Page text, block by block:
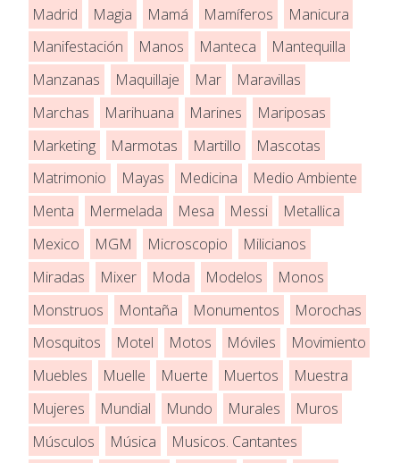
Madrid Magia Mamá Mamíferos
Manicura
Manifestación
Manos Manteca
Mantequilla
Manzanas
Maquillaje Mar
Maravillas
Marchas
Marihuana Marines
Mariposas
Marketing
Marmotas Martillo
Mascotas
Matrimonio
Mayas Medicina
Medio Ambiente
Menta
Mermelada Mesa Messi
Metallica
Mexico
MGM Microscopio
Milicianos
Miradas
Mixer Moda Modelos
Monos
Monstruos
Montaña Monumentos
Morochas
Mosquitos
Motel Motos Móviles
Movimiento
Muebles
Muelle Muerte Muertos
Muestra
Mujeres
Mundial Mundo Murales
Muros
Músculos
Música
Musicos. Cantantes